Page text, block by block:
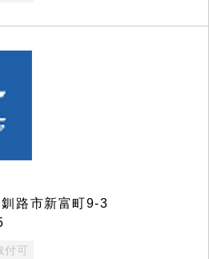
路市新富町9-3
付可